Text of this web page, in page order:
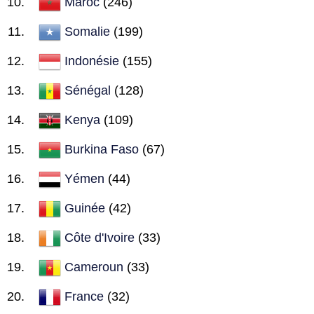
Somalie (199)
Indonésie (155)
Sénégal (128)
Kenya (109)
Burkina Faso (67)
Yémen (44)
Guinée (42)
Côte d'Ivoire (33)
Cameroun (33)
France (32)